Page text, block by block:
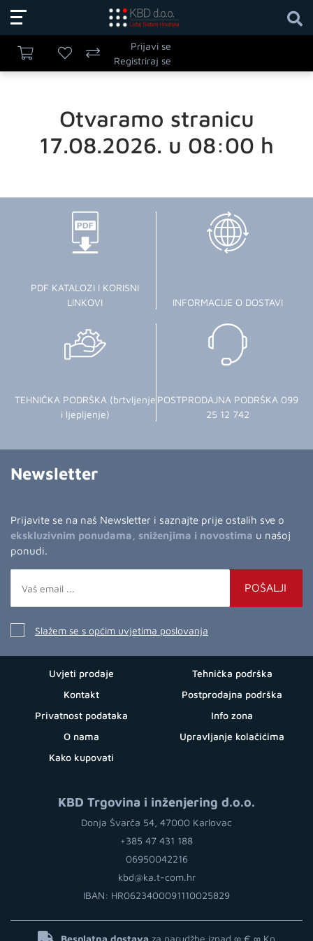
Prijavi se
Registriraj se
Otvaramo stranicu
17.08.2026. u 08:00 h
PDF KATALOZI I KORISNI
LINKOVI
INFORMACIJE O DOSTAVI
TEHNIČKA PODRŠKA (brtvljenje
i ljepljenje)
POSTPRODAJNA PODRŠKA 099
25 12 742
Newsletter
Prijavite se na naš Newsletter i saznajte prije ostalih sve o
ekskluzivnim ponudama, sniženjima i novostima u našoj
ponudi.
POŠALJI
Slažem se s općim uvjetima poslovanja
Uvjeti prodaje
Kontakt
Privatnost podataka
O nama
Kako kupovati
Tehnička podrška
Postprodajna podrška
Info zona
Upravljanje kolačićima
KBD Trgovina i inženjering d.o.o.
Donja Švarča 54, 47000 Karlovac
+385 47 431 188
06950042216
kbd@ka.t-com.hr
IBAN: HR0623400091110025829
Besplatna dostava za narudžbe iznad ∞ € ∞ Kn